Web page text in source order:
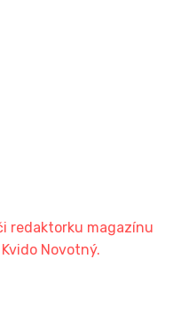
redaktorku magazínu
Novotný.